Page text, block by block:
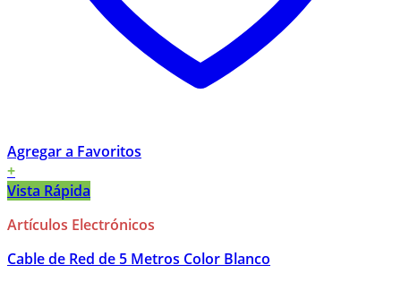
Agregar a Favoritos
+
Vista Rápida
Artículos Electrónicos
Cable de Red de 5 Metros Color Blanco